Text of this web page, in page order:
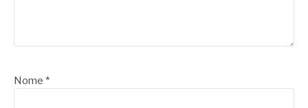
Nome *